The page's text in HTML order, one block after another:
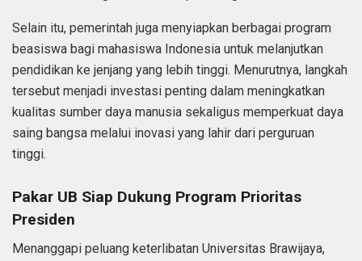
Selain itu, pemerintah juga menyiapkan berbagai program
beasiswa bagi mahasiswa Indonesia untuk melanjutkan
pendidikan ke jenjang yang lebih tinggi. Menurutnya, langkah
tersebut menjadi investasi penting dalam meningkatkan
kualitas sumber daya manusia sekaligus memperkuat daya
saing bangsa melalui inovasi yang lahir dari perguruan
tinggi.
Pakar UB Siap Dukung Program Prioritas
Presiden
Menanggapi peluang keterlibatan Universitas Brawijaya,